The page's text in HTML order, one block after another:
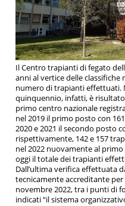
Il Centro trapianti di fegato
anni al vertice delle classifiche
numero di trapianti effettuati.
quinquennio, infatti, è
primo centro nazionale
nel 2019 il primo posto con
2020 e 2021 il secondo posto
rispettivamente, 142 e 157
nel 2022 nuovamente al
oggi il totale dei trapianti
Dall’ultima verifica effettuata
tecnicamente accreditante
novembre 2022, tra i punti di
indicati “il sistema